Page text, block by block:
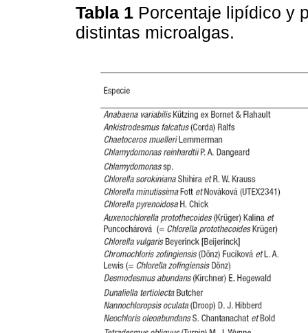
Tabla 1 Porcentaje lipídico y
distintas microalgas.